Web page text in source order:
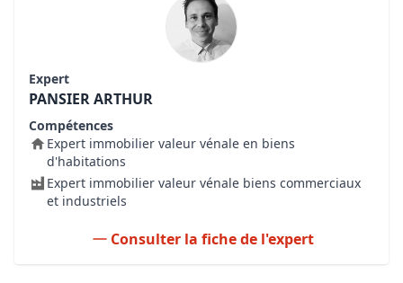
Expert
PANSIER ARTHUR
Compétences
Expert immobilier valeur vénale en biens
d'habitations
Expert immobilier valeur vénale biens commerciaux
et industriels
Consulter la fiche de l'expert